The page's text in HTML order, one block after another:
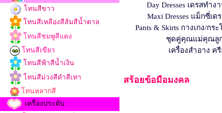
โทนสีขาว
โทนสีเหลืองสีส้มสีน้ำตาล
โทนสีชมพูสีแดง
โทนสีเขียว
โทนสีฟ้าสีน้ำเงิน
โทนสีม่วงสีดำสีเทา
โทนหลากสี
เครื่องประดับ
Day Dresses เดรสทำง
Maxi Dresses แม็กซี่เด
Pants & Skirts กางเกง/กระ
ชุดคู่คุณแม่คุณลู
เครื่องสำอาง
สร้อยข้อมือมงคล